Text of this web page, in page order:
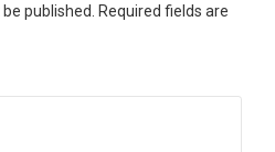
published. Required fields are